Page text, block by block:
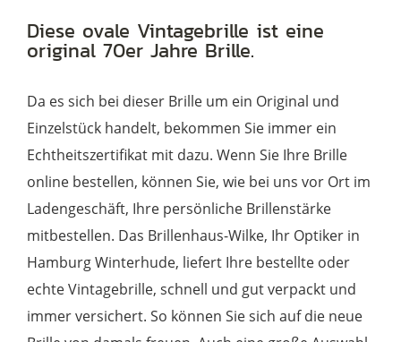
Diese ovale Vintagebrille ist eine
original 70er Jahre Brille.
Da es sich bei dieser Brille um ein Original und
Einzelstück handelt, bekommen Sie immer ein
Echtheitszertifikat mit dazu. Wenn Sie Ihre Brille
online bestellen, können Sie, wie bei uns vor Ort im
Ladengeschäft, Ihre persönliche Brillenstärke
mitbestellen. Das Brillenhaus-Wilke, Ihr Optiker in
Hamburg Winterhude, liefert Ihre bestellte oder
echte Vintagebrille, schnell und gut verpackt und
immer versichert. So können Sie sich auf die neue